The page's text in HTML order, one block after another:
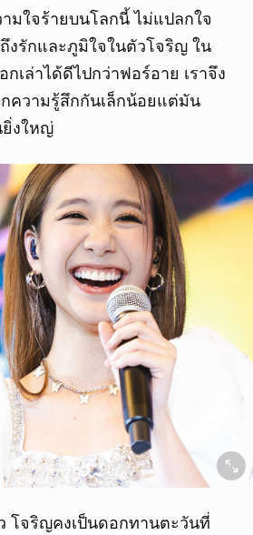
มใจร้ายบนโลกนี้ ไม่แปลกใจ
งรักและภูมิใจในตัวโจริญ ใน
เล่าได้ดีไปกว่าฟอร์อาย เราจึง
ความรู้สึกกันเล็กน้อยแต่มัน
งใหญ่
โจริญคงเป็นดอกทานตะวันที่